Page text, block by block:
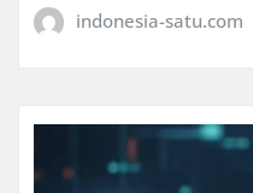
indonesia-satu.com